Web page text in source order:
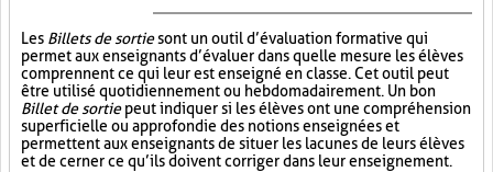
Les Billets de sortiesont un outil d’évaluation formative qui
permet aux enseignants d’évaluer dans quelle mesure les élèves
comprennent ce qui leur est enseigné en classe. Cet outil peut
être utilisé quotidiennement ou hebdomadairement. Un bon
Billet de sortiepeut indiquer si les élèves ont une compréhension
superficielle ou approfondie des notions enseignées et
permettent aux enseignants de situer les lacunes de leurs élèves
et de cerner ce qu’ils doivent corriger dans leur enseignement.